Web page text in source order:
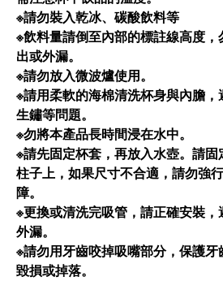
※請勿裝入乾冰、碳酸飲料等
※飲料量請倒至內部的標註線高度
出或外漏。
※請勿放入微波爐使用。
※請用柔軟的海棉清洗杯身與內膽
生鏽等問題。
※勿將本產品長時間浸在水中。
※請先固定杯套，再放入水壺。請
柱子上，如果尺寸不合適，請勿強
障。
※更換或清洗完吸管，請正確安裝
外漏。
※請勿用牙齒咬掉吸嘴部分，保護
毀損或掉落。